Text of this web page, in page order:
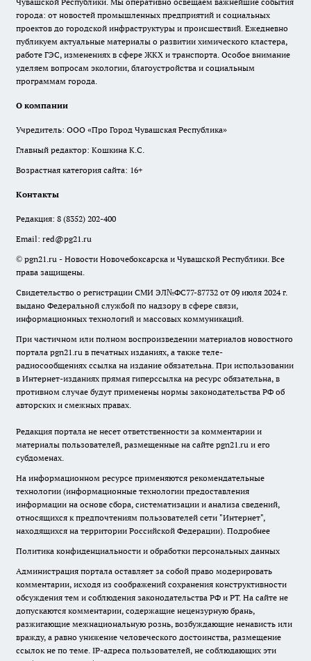
города: от новостей промышленных предприятий и социальных
проектов до городской инфраструктуры и происшествий. Ежедневно
публикуем актуальные материалы о развитии химического кластера,
работе ГЭС, изменениях в сфере ЖКХ и транспорта. Особое внимание
уделяем вопросам экологии, благоустройства и социальным
программам города.
О компании
Учредитель: ООО «Про Город Чувашская Республика»
Главный редактор: Кошкина К.С.
Возрастная категория сайта: 16+
Контакты
Редакция: 8 (8352) 202-400
Email: red@pg21.ru
© pgn21.ru - Новости Новочебоксарска и Чувашской Республики. Все
права защищены.
Свидетельство о регистрации СМИ ЭЛ№ФС77-87732 от 09 июля 2024 г.
выдано Федеральной службой по надзору в сфере связи,
информационных технологий и массовых коммуникаций.
При частичном или полном воспроизведении материалов новостного
портала pgn21.ru в печатных изданиях, а также теле-
радиосообщениях ссылка на издание обязательна. При использовании
в Интернет-изданиях прямая гиперссылка на ресурс обязательна, в
противном случае будут применены нормы законодательства РФ об
авторских и смежных правах.
Редакция портала не несет ответственности за комментарии и
материалы пользователей, размещенные на сайте pgn21.ru и его
субдоменах.
На информационном ресурсе применяются рекомендательные
технологии (информационные технологии предоставления
информации на основе сбора, систематизации и анализа сведений,
относящихся к предпочтениям пользователей сети "Интернет",
находящихся на территории Российской Федерации). Подробнее
Политика конфиденциальности и обработки персональных данных
Администрация портала оставляет за собой право модерировать
комментарии, исходя из соображений сохранения конструктивности
обсуждения тем и соблюдения законодательства РФ и РТ. На сайте не
допускаются комментарии, содержащие нецензурную брань,
разжигающие межнациональную рознь, возбуждающие ненависть или
вражду, а равно унижение человеческого достоинства, размещение
ссылок не по теме. IP-адреса пользователей, не соблюдающих эти